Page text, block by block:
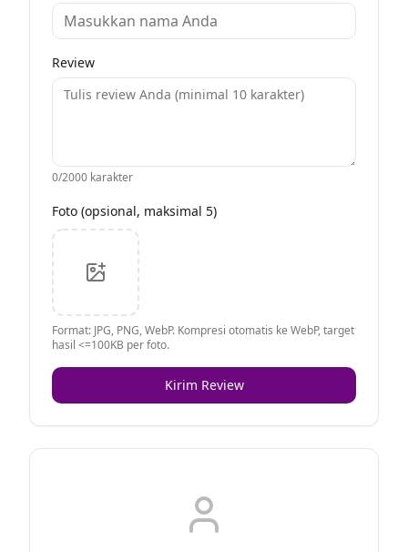
Review
0/2000 karakter
Foto (opsional, maksimal 5)
Format: JPG, PNG, WebP. Kompresi otomatis ke WebP, target
hasil <=100KB per foto.
Kirim Review